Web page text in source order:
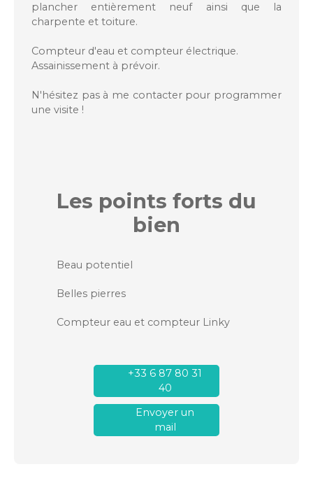
plancher entièrement neuf ainsi que la
charpente et toiture.
Compteur d'eau et compteur électrique.
Assainissement à prévoir.
N'hésitez pas à me contacter pour programmer
une visite !
Les points forts du
bien
Beau potentiel
Belles pierres
Compteur eau et compteur Linky
+33 6 87 80 31
40
Envoyer un
mail